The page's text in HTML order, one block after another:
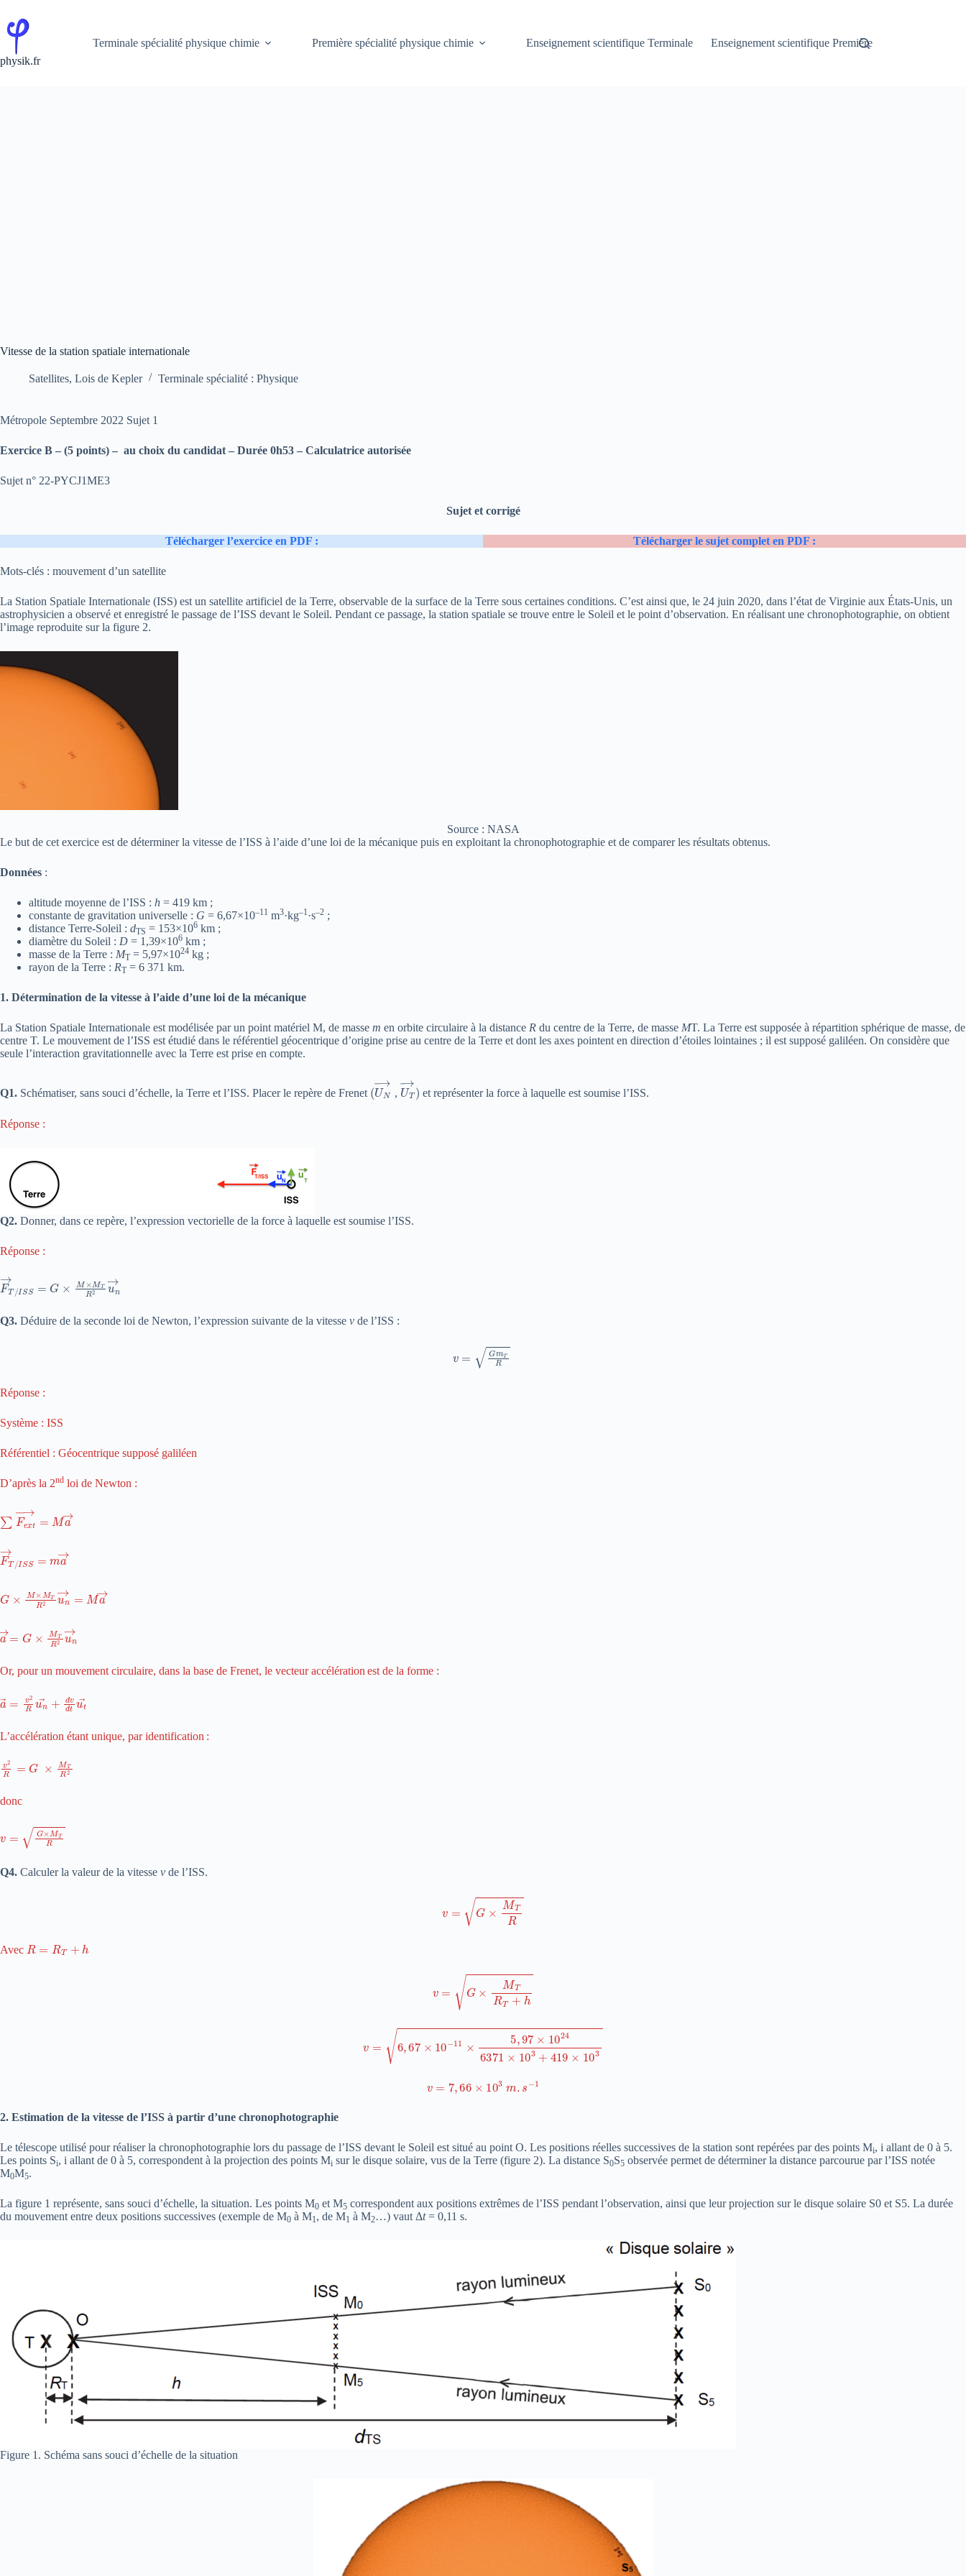
contenu
physik.fr
Terminale spécialité physique chimie Première spécialité physique chimie Enseignement scientifique Terminale Enseignement scientifique Première
Vitesse de la station spatiale internationale
Satellites, Lois de Kepler Terminale spécialité : Physique
Métropole Septembre 2022 Sujet 1
Exercice B – (5 points) – au choix du candidat – Durée 0h53 – Calculatrice autorisée
Sujet n° 22-PYCJ1ME3
Sujet et corrigé
Télécharger l’exercice en PDF : Télécharger le sujet complet en PDF :
Mots-clés : mouvement d’un satellite
La Station Spatiale Internationale (ISS) est un satellite artificiel de la Terre, observable de la surface de la Terre sous certaines conditions. C’est ainsi que, le 24 juin 2020, dans l’état de Virginie aux États-Unis, un
astrophysicien a observé et enregistré le passage de l’ISS devant le Soleil. Pendant ce passage, la station spatiale se trouve entre le Soleil et le point d’observation. En réalisant une chronophotographie, on obtient
l’image reproduite sur la figure 2.
Source : NASA
Le but de cet exercice est de déterminer la vitesse de l’ISS à l’aide d’une loi de la mécanique puis en exploitant la chronophotographie et de comparer les résultats obtenus.
Données :
altitude moyenne de l’ISS : h = 419 km ;
constante de gravitation universelle : G = 6,67×10–11 m3·kg–1·s–2 ;
distance Terre-Soleil : dTS = 153×106 km ;
diamètre du Soleil : D = 1,39×106 km ;
masse de la Terre : MT= 5,97×1024 kg ;
rayon de la Terre : RT= 6 371 km.
1. Détermination de la vitesse à l’aide d’une loi de la mécanique
La Station Spatiale Internationale est modélisée par un point matériel M, de masse m en orbite circulaire à la distance R du centre de la Terre, de masse MT. La Terre est supposée à répartition sphérique de masse, de
centre T. Le mouvement de l’ISS est étudié dans le référentiel géocentrique d’origine prise au centre de la Terre et dont les axes pointent en direction d’étoiles lointaines ; il est supposé galiléen. On considère que
seule l’interaction gravitationnelle avec la Terre est prise en compte.
Q1. Schématiser, sans souci d’échelle, la Terre et l’ISS. Placer le repère de Frenet (UN →
, UT→et représenter la force à laquelle est soumise l’ISS.
Réponse :
Q2. Donner, dans ce repère, l’expression vectorielle de la force à laquelle est soumise l’ISS.
Réponse :
F→ =G M×MT R2
Q3. Déduire de la seconde loi de Newton, l’expression suivante de la vitesse v de l’ISS :
mTR
Réponse :
Système : ISS
Référentiel : Géocentrique supposé galiléen
D’après la 2nd loi de Newton :
∑F ext→ Ma→
F→ ma
G× ×MTR2u →=M
a→ =G MTR2u
Or, pour un mouvement circulaire, dans la base de Frenet, le vecteur accélération est de la forme :
a v2 R →+ d
L’accélération étant unique, par identification :
v2 G TR
donc
MTR
Q4. Calculer la valeur de la vitesse v de l’ISS.
G×MTR
Avec R= T+
G×MTRT+h
67×10−11×5,97×10246371×103+419×103
7 66 10 3 m 1
2. Estimation de la vitesse de l’ISS à partir d’une chronophotographie
Le télescope utilisé pour réaliser la chronophotographie lors du passage de l’ISS devant le Soleil est situé au point O. Les positions réelles successives de la station sont repérées par des points Mi, i allant de 0 à 5.
Les points Si, i allant de 0 à 5, correspondent à la projection des points Mi sur le disque solaire, vus de la Terre (figure 2). La distance S0S5 observée permet de déterminer la distance parcourue par l’ISS notée
M0M5.
La figure 1 représente, sans souci d’échelle, la situation. Les points M0 et M5 correspondent aux positions extrêmes de l’ISS pendant l’observation, ainsi que leur projection sur le disque solaire S0 et S5. La durée
du mouvement entre deux positions successives (exemple de M0 à M1, de M1 à M2…) vaut Δt= 0,11 s.
Figure 1. Schéma sans souci d’échelle de la situation